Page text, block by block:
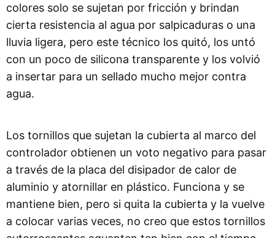
colores solo se sujetan por fricción y brindan
cierta resistencia al agua por salpicaduras o una
lluvia ligera, pero este técnico los quitó, los untó
con un poco de silicona transparente y los volvió
a insertar para un sellado mucho mejor contra
agua.
Los tornillos que sujetan la cubierta al marco del
controlador obtienen un voto negativo para pasar
a través de la placa del disipador de calor de
aluminio y atornillar en plástico. Funciona y se
mantiene bien, pero si quita la cubierta y la vuelve
a colocar varias veces, no creo que estos tornillos